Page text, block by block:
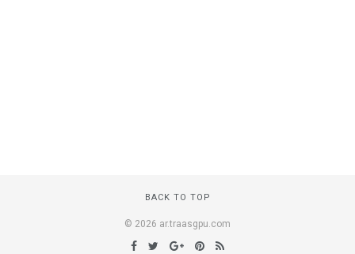
BACK TO TOP
© 2026 ar.traasgpu.com